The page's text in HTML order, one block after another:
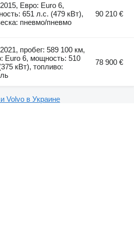
Евро: Euro 6,
651 л.с. (479 кВт),
пневмо/пневмо
90 210 €
пробег: 589 100 км,
Euro 6, мощность: 510
кВт), топливо:
78 900 €
Volvo в Украине